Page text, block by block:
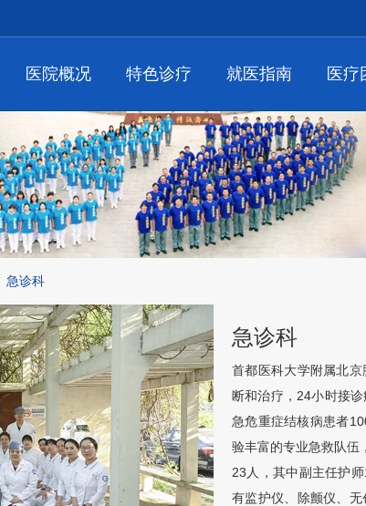
医院概况 特色诊疗 就医指南 医疗
急诊科
急诊科
首都医科大学附属北京
断和治疗，24小时接
急危重症结核病患者
验丰富的专业急救队伍
23人，其中副主任护
有监护仪、除颤仪、